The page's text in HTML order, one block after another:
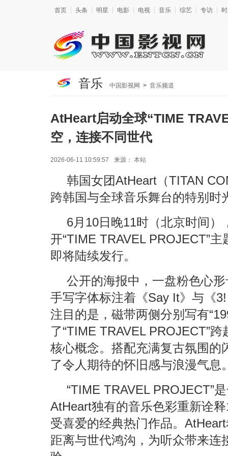
首页 头条 明星 电影 电视 音乐 综艺 专访
音乐 中国影视网 > 音乐频道
AtHeart启动全球“TIME
空，连接不同世代
2026-06-11 10:59:57 来源： 本站
韩国女团AtHeart（TITAN
跨韩国与全球音乐舞台的特别时
6月10日晚11时（北京时间
开“TIME TRAVEL PROJECT”
即将陆续发行。
公开的海报中，一盘粉色心
手写字体标注着《Say It》与《
注目的是，磁带两侧分别写有
了“TIME TRAVEL PROJECT”
核心概念。搭配充满复古氛围的
了令人期待的怀旧感与浪漫气息
“TIME TRAVEL PROJECT”
AtHeart独有的音乐色彩重新诠
受喜爱的经典热门作品。
距离与世代鸿沟，为听众带来连